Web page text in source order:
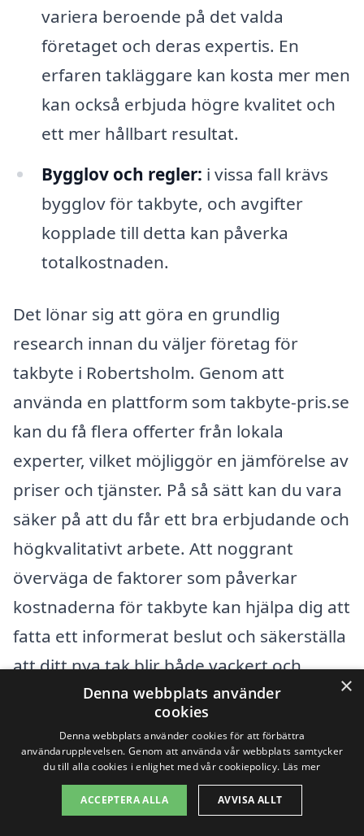
variera beroende på det valda
företaget och deras expertis. En
erfaren takläggare kan kosta mer men
kan också erbjuda högre kvalitet och
ett mer hållbart resultat.
Bygglov och regler: i vissa fall krävs
bygglov för takbyte, och avgifter
kopplade till detta kan påverka
totalkostnaden.
Det lönar sig att göra en grundlig
research innan du väljer företag för
takbyte i Robertsholm. Genom att
använda en plattform som takbyte-pris.se
kan du få flera offerter från lokala
experter, vilket möjliggör en jämförelse av
priser och tjänster. På så sätt kan du vara
säker på att du får ett bra erbjudande och
högkvalitativt arbete. Att noggrant
överväga de faktorer som påverkar
kostnaderna för takbyte kan hjälpa dig att
fatta ett informerat beslut och säkerställa
att ditt nya tak blir både vackert och
Få 3 erbjudanden, gratis och utan
förpliktelser
×
Denna webbplats använder
cookies
Denna webbplats använder cookies för att förbättra
användarupplevelsen. Genom att använda vår webbplats samtycker
du till alla cookies i enlighet med vår cookiepolicy. Läs mer
ACCEPTERA ALLA AVVISA ALLT